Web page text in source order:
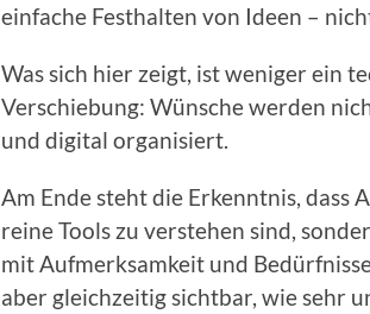
einfache Festhalten von Ideen –
Was sich hier zeigt, ist weniger ein
Verschiebung: Wünsche werden
und digital organisiert.
Am Ende steht die Erkenntnis, dass
reine Tools zu verstehen sind,
mit Aufmerksamkeit und
aber gleichzeitig sichtbar, wie sehr